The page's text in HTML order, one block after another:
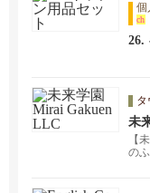
個
ch
26.
タ
未
【
の